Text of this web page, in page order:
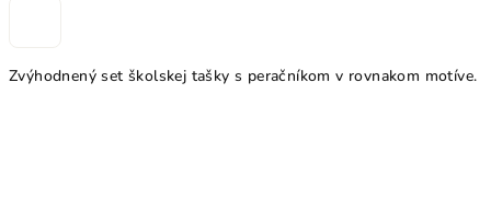
Zvýhodnený set školskej tašky s peračníkom v rovnakom motíve.